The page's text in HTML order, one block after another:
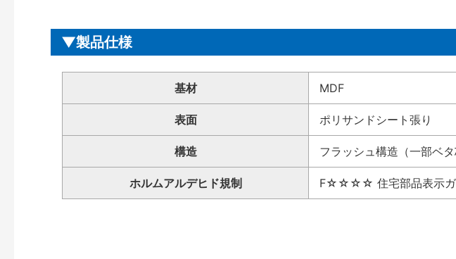
製品仕様
基材 MDF
表面 ポリサンドシート張り
構造 フラッシュ構造（一部ベタ
ホルムアルデヒド規制 F☆☆☆☆ 住宅部品表示ガ